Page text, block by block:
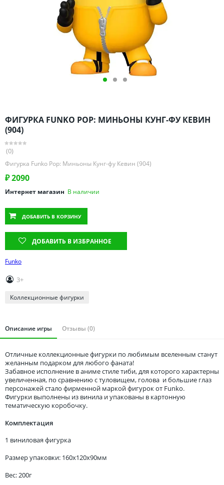
Оренбургская область
Пензенская область
Ростовская область
Рязанская область
Саратовская область
Свердловская область
Ставропольский край
Тамбовская область
Татарстан
Томская область
Тюменская область
ФИГУРКА FUNKO POP: МИНЬОНЫ КУНГ-ФУ КЕВИН
(904)
(0)
Фигурка Funko Pop: Миньоны Кунг-фу Кевин (904)
₽2090
Интернет магазин В наличии
ДОБАВИТЬ В КОРЗИНУ
ДОБАВИТЬ В ИЗБРАННОЕ
Funko
3+
Коллекционные фигурки
Описание игры Отзывы (0)
Отличные коллекционные фигурки по любимым вселенным станут
желанным подарком для любого фаната!
Забавное исполнение в аниме стиле тиби, для которого характерны
увеличенная, по сравнению с туловищем, голова и большие глаз
персонажей стало фирменной маркой фигурок от Funko.
Фигурки выполнены из винила и упакованы в картонную
тематическую коробочку.
Комплектация
1 виниловая фигурка
Размер упаковки: 160x120x90мм
Вес: 200г